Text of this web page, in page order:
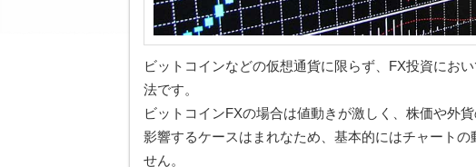
ビットコインなどの仮想通貨に限らず、FX投資にお
法です。
ビットコインFXの場合は値動きが激しく、株価や外
影響するケースはまれなため、基本的にはチャート
せん。